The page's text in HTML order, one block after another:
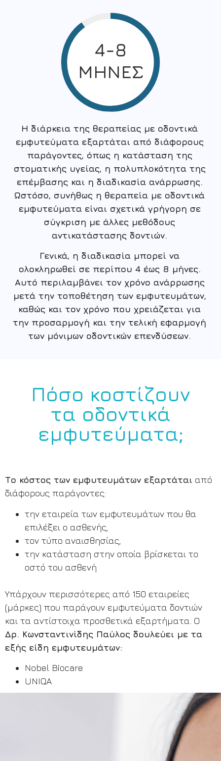
4-8
ΜΗΝΕΣ
Η διάρκεια της θεραπείας με οδοντικά
εμφυτεύματα εξαρτάται από διάφορους
παράγοντες, όπως η κατάσταση της
στοματικής υγείας, η πολυπλοκότητα της
επέμβασης και η διαδικασία ανάρρωσης.
Ωστόσο, συνήθως η θεραπεία με οδοντικά
εμφυτεύματα είναι σχετικά γρήγορη σε
σύγκριση με άλλες μεθόδους
αντικατάστασης δοντιών.
Γενικά, η διαδικασία μπορεί να
ολοκληρωθεί σε περίπου 4 έως 8 μήνες.
Αυτό περιλαμβάνει τον χρόνο ανάρρωσης
μετά την τοποθέτηση των εμφυτευμάτων,
καθώς και τον χρόνο που χρειάζεται για
την προσαρμογή και την τελική εφαρμογή
των μόνιμων οδοντικών επενδύσεων.
Πόσο κοστίζουν
τα οδοντικά
εμφυτεύματα;
Το κόστος των εμφυτευμάτων εξαρτάται από
διάφορους παράγοντες:
την εταιρεία των εμφυτευμάτων που θα
επιλέξει ο ασθενής,
τον τύπο αναισθησίας,
την κατάσταση στην οποία βρίσκεται το
οστό του ασθενή
Υπάρχουν περισσότερες από 150 εταιρείες
(μάρκες) που παράγουν εμφυτεύματα δοντιών
και τα αντίστοιχα προσθετικά εξαρτήματα. Ο
Δρ. Κωνσταντινίδης Παύλος δουλεύει με τα
εξής είδη εμφυτευμάτων:
Nobel Biocare
UNIQA